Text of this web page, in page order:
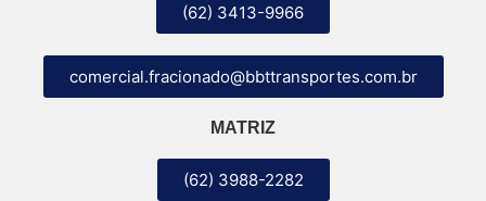
(62) 3413-9966
comercial.fracionado@bbttransportes.com.br
MATRIZ
(62) 3988-2282